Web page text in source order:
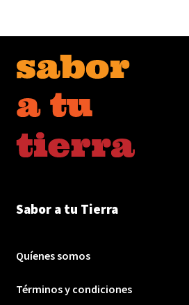
Sabor a tu Tierra
Quíenes somos
Términos y condiciones